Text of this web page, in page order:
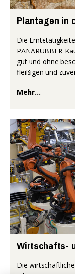
Plantagen in
Die
PANARUBBER-
gut und ohne
fleißigen und
Mehr...
Wirtschafts-
Die
Jahresmitte ein